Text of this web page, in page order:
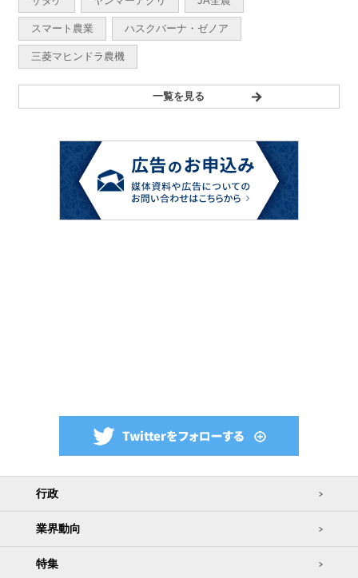
スマート農業 ハスクバーナ・ゼノア
三菱マヒンドラ農機
一覧を見る
行政
業界動向
特集